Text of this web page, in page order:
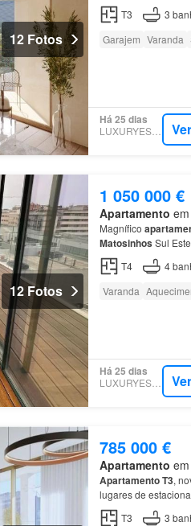
12 Fotos
T3
3
Garajem Varanda
Há 25 dias
LUXURYESTATE
12 Fotos
1 050 000 €
Apartamento
Magnífico
Matosinhos Sul Este
condomínio
T4 4
Varanda
Há 25 dias
LUXURYESTATE
785 000 €
Apartamento
ApartamentoT3,
lugares de
tipologias T0, T1,
T3 3